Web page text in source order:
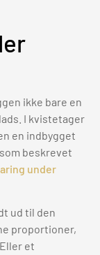
ikke bare en
I kvistetager
en indbygget
beskrevet
under
ud til den
proportioner,
et